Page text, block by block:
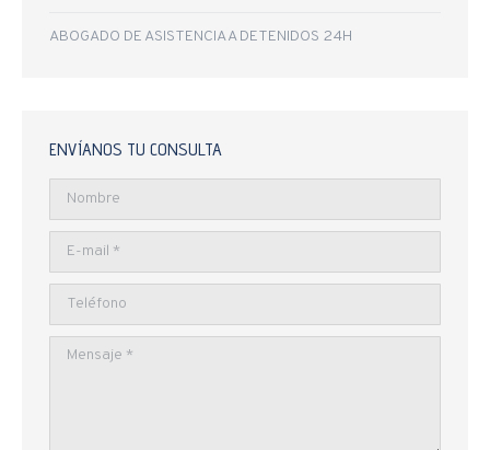
ABOGADO DE ASISTENCIA A DETENIDOS 24H
ENVÍANOS TU CONSULTA
Nombre
E-mail *
Teléfono
Mensaje *